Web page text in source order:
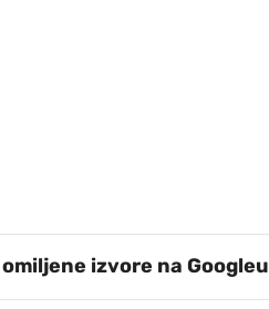
izvore na Googleu